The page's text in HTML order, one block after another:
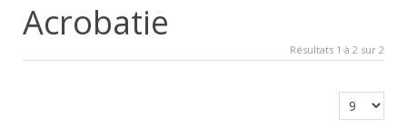
Acrobatie
Résultats 1 à 2 sur 2